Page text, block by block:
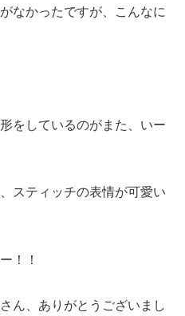
なかったですが、こんなに
をしているのがまた、いー
スティッチの表情が可愛い
！！
ん、ありがとうございまし